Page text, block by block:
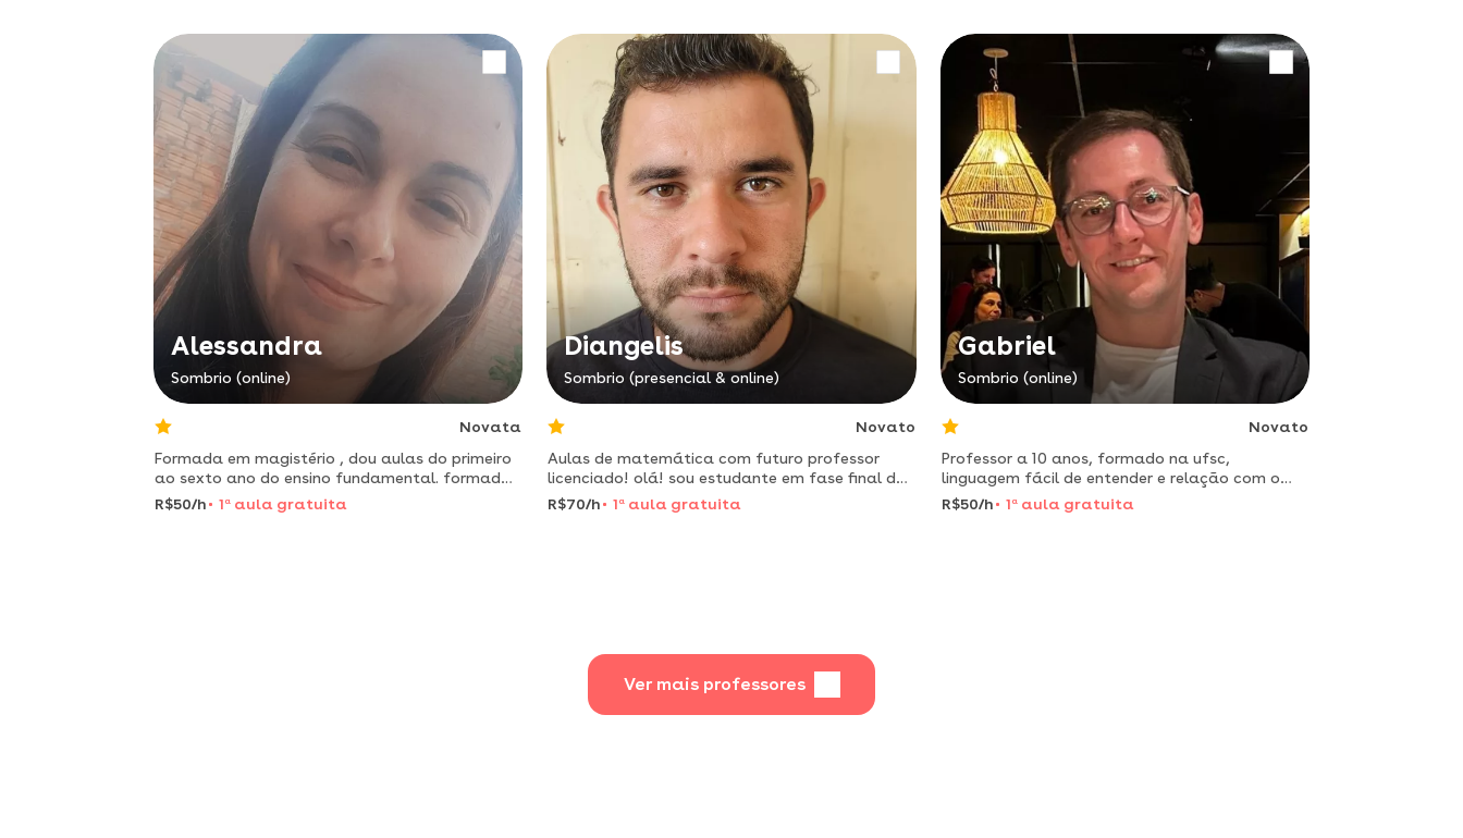
Alessandra
Sombrio (online)
Novata
Formada em magistério , dou aulas do primeiro
ao sexto ano do ensino fundamental. formada
em contabilidade , e graduando em teologia .
R$50/h 1 a aula gratuita
Diangelis
Sombrio (presencial & online)
Novato
Aulas de matemática com futuro professor
licenciado! olá! sou estudante em fase final da
licenciatura em matemática e apaixonado por
ensinar. meu objetivo é tornar a matemática
R$70/h 1 a aula gratuita
Gabriel
Sombrio (online)
Novato
Professor a 10 anos, formado na ufsc,
linguagem fácil de entender e relação com o
cotidiano.
R$50/h 1 aaula gratuita
Ver mais professores